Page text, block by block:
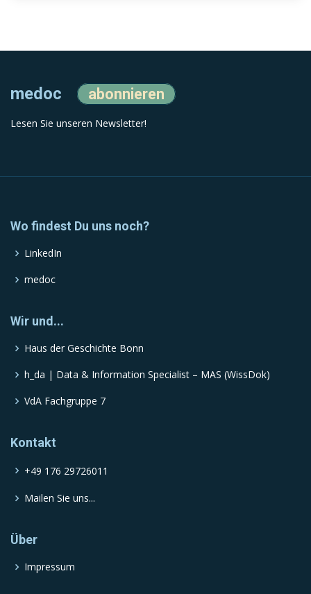
medoc abonnieren
Lesen Sie unseren Newsletter!
Wo findest Du uns noch?
LinkedIn
medoc
Wir und...
Haus der Geschichte Bonn
h_da | Data & Information Specialist – MAS (WissDok)
VdA Fachgruppe 7
Kontakt
+49 176 29726011
Mailen Sie uns...
Über
Impressum